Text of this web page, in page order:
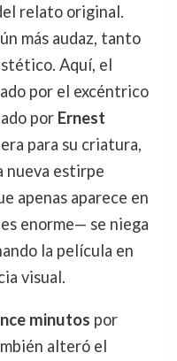
relato original.
más audaz, tanto
Aquí, el
por el excéntrico
por Ernest
para su criatura,
nueva estirpe
apenas aparece en
enorme— se niega
la película en
visual.
minutos por
alteró el